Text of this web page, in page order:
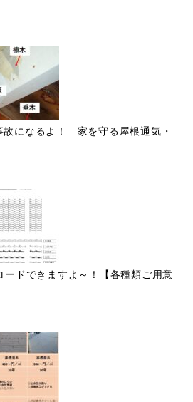
故になるよ！ 家を守る屋根通気・
ードできますよ～！【各種類ご用意